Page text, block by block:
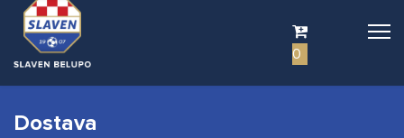
0
Dostava